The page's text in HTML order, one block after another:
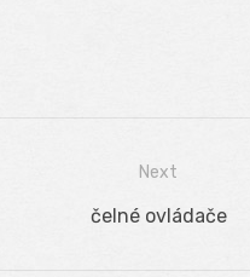
Next
Next
čelné ovládače